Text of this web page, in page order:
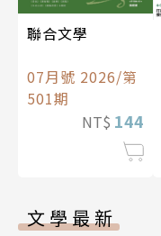
聯合文學
07月號 2026/第
501期
NT$ 144
文學最新